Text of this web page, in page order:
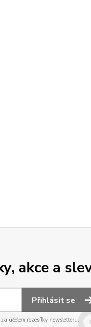
akce a
Přihlásit se
účelem rozesílky newsletteru.